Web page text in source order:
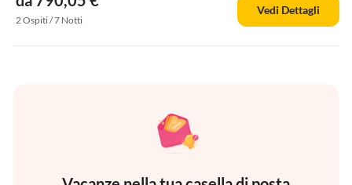
2 Ospiti / 7 Notti
Vedi Dettagli